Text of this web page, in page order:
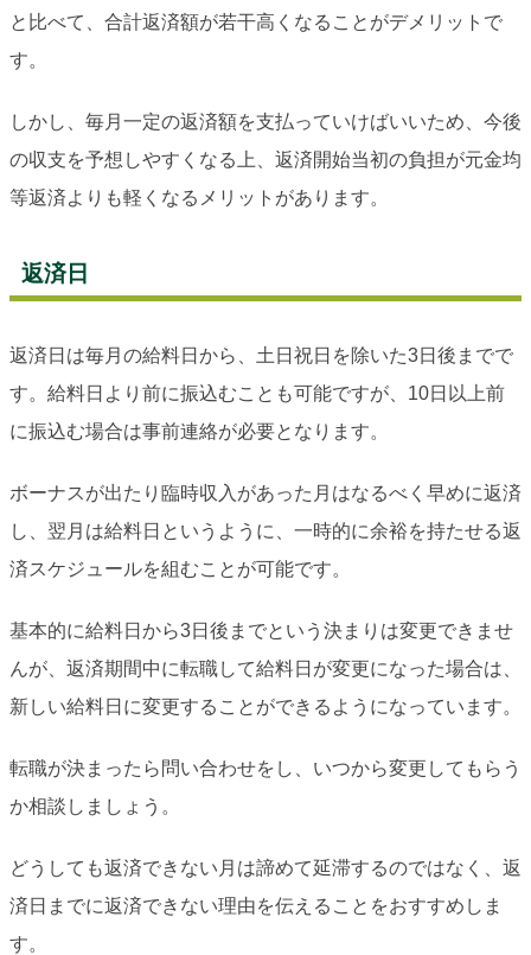
と比べて、合計返済額が若干高くなることがデメリットで
す。
しかし、毎月一定の返済額を支払っていけばいいため、今後
の収支を予想しやすくなる上、返済開始当初の負担が元金均
等返済よりも軽くなるメリットがあります。
返済日
返済日は毎月の給料日から、土日祝日を除いた3日後までで
す。給料日より前に振込むことも可能ですが、10日以上前
に振込む場合は事前連絡が必要となります。
ボーナスが出たり臨時収入があった月はなるべく早めに返済
し、翌月は給料日というように、一時的に余裕を持たせる返
済スケジュールを組むことが可能です。
基本的に給料日から3日後までという決まりは変更できませ
んが、返済期間中に転職して給料日が変更になった場合は、
新しい給料日に変更することができるようになっています。
転職が決まったら問い合わせをし、いつから変更してもらう
か相談しましょう。
どうしても返済できない月は諦めて延滞するのではなく、返
済日までに返済できない理由を伝えることをおすすめしま
す。